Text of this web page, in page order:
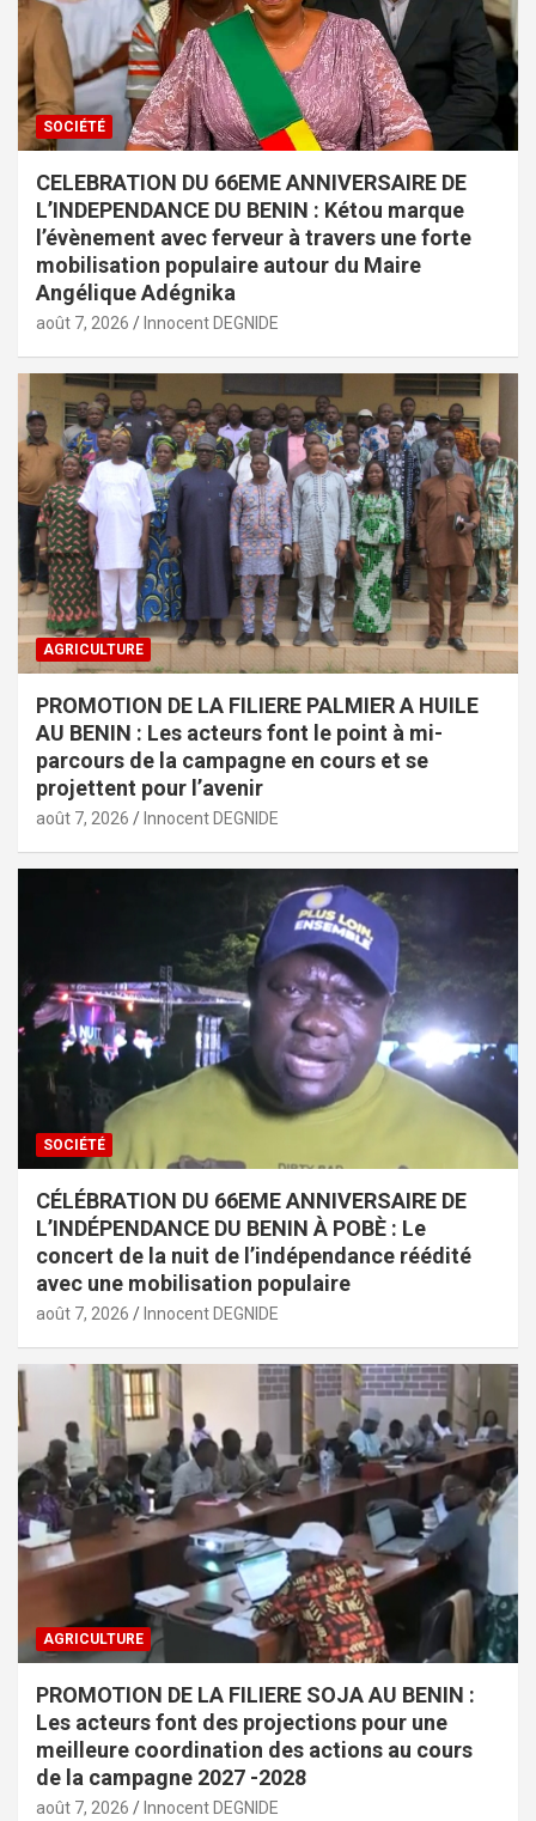
SOCIÉTÉ
CELEBRATION DU 66EME ANNIVERSAIRE DE
L’INDEPENDANCE DU BENIN : Kétou marque
l’évènement avec ferveur à travers une forte
mobilisation populaire autour du Maire
Angélique Adégnika
août 7, 2026 Innocent DEGNIDE
AGRICULTURE
PROMOTION DE LA FILIERE PALMIER A HUILE
AU BENIN : Les acteurs font le point à mi-
parcours de la campagne en cours et se
projettent pour l’avenir
août 7, 2026 Innocent DEGNIDE
SOCIÉTÉ
CÉLÉBRATION DU 66EME ANNIVERSAIRE DE
L’INDÉPENDANCE DU BENIN À POBÈ : Le
concert de la nuit de l’indépendance réédité
avec une mobilisation populaire
août 7, 2026 Innocent DEGNIDE
AGRICULTURE
PROMOTION DE LA FILIERE SOJA AU BENIN :
Les acteurs font des projections pour une
meilleure coordination des actions au cours
de la campagne 2027 -2028
août 7, 2026 Innocent DEGNIDE